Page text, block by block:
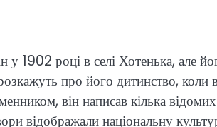
1902 році в селі Хотенька, але
про його дитинство, коли
він написав кілька відомих
відображали національну